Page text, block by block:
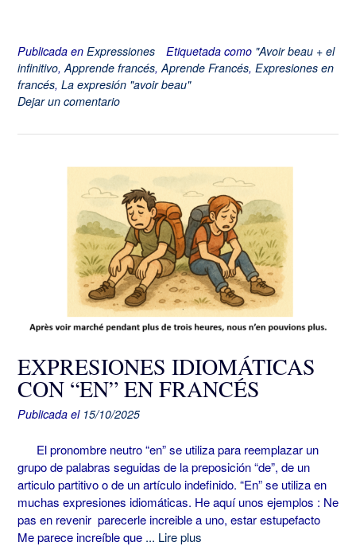
Publicada en Expressiones Etiquetada como "Avoir beau + el
infinitivo, Apprende francés, Aprende Francés, Expresiones en
francés, La expresión "avoir beau"
Dejar un comentario
EXPRESIONES IDIOMÁTICAS
CON “EN” EN FRANCÉS
Publicada el 15/10/2025
El pronombre neutro “en” se utiliza para reemplazar un
grupo de palabras seguidas de la preposición “de”, de un
articulo partitivo o de un artículo indefinido. “En” se utiliza en
muchas expresiones idiomáticas. He aquí unos ejemplos : Ne
pas en revenir parecerle increible a uno, estar estupefacto
Me parece increíble que ... Lire plus